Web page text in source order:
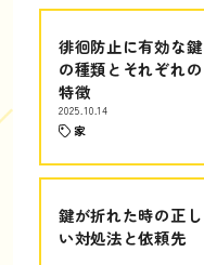
徘徊防止に有効な鍵
の種類とそれぞれの
特徴
2025.10.14
家
鍵が折れた時の正し
い対処法と依頼先